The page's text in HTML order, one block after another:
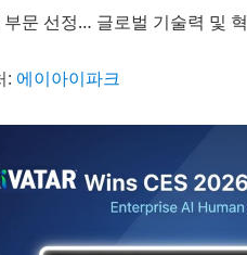
부문 선정… 글로벌 기술력 및
: 에이아이파크